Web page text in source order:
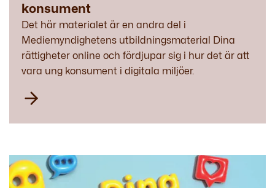
konsument
Det här materialet är en andra del i
Mediemyndighetens utbildningsmaterial Dina
rättigheter online och fördjupar sig i hur det är att
vara ung konsument i digitala miljöer.